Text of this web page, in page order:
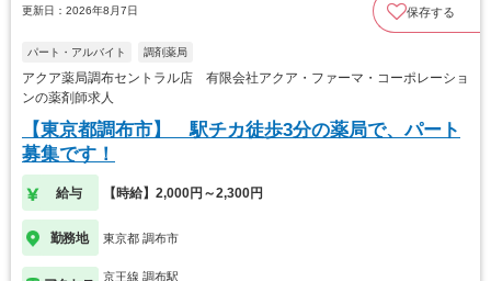
更新日：2026年8月7日 保存する
パート・アルバイト 調剤薬局
アクア薬局調布セントラル店 有限会社アクア・ファーマ・コーポレーショ
ンの薬剤師求人
【東京都調布市】 駅チカ徒歩3分の薬局で、パート
募集です！
給与 【時給】2,000円～2,300円
勤務地 東京都 調布市
京王線 調布駅